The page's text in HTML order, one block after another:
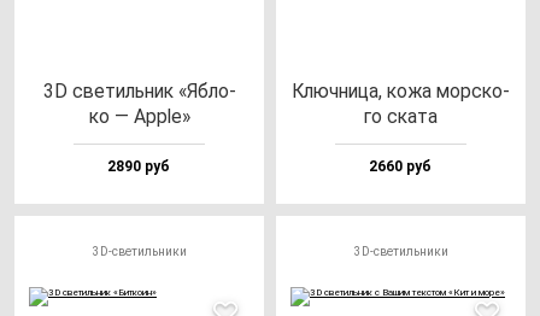
3D све­тиль­ник «Ябло­
ко — Apple»
2890 руб
Ключ­ни­ца, ко­жа мор­ско­
го ска­та
2660 руб
3D-светильники 3D-светильники